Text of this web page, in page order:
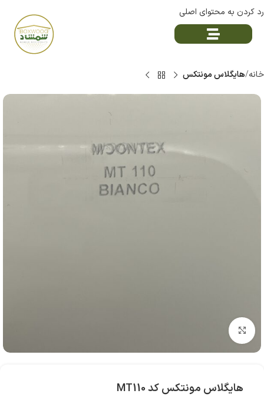
رد کردن به محتوای اصلی
خانه هایگلاس مونتکس
بزرگنمایی تصویر
هایگلاس مونتکس کد MT110